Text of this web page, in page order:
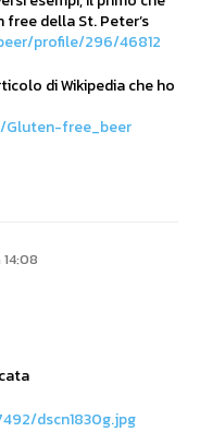
della St. Peter’s
profile/296/46812
di Wikipedia che ho
Gluten-free_beer
dscn1830g.jpg